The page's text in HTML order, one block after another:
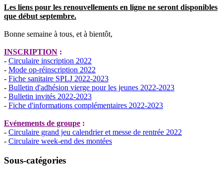
Les liens pour les renouvellements en ligne ne seront disponibles
que début septembre.
Bonne semaine à tous, et à bientôt,
INSCRIPTION :
- Circulaire inscription 2022
- Mode op-réinscription 2022
- Fiche sanitaire SPLJ 2022-2023
- Bulletin d'adhésion vierge pour les jeunes 2022-2023
- Bulletin invités 2022-2023
- Fiche d'informations complémentaires 2022-2023
Evénements de groupe :
- Circulaire grand jeu calendrier et messe de rentrée 2022
- Circulaire week-end des montées
Sous-catégories